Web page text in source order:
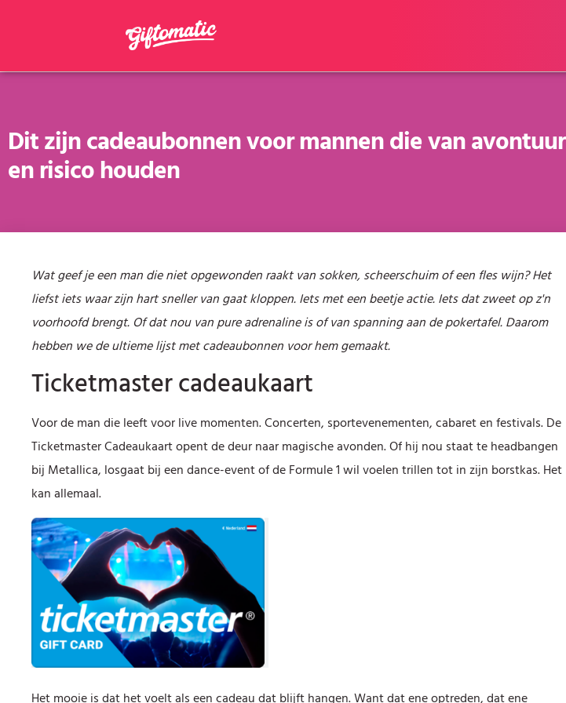
Dit zijn cadeaubonnen voor mannen die van avontuur
en risico houden
Wat geef je een man die niet opgewonden raakt van sokken, scheerschuim of een fles wijn? Het
liefst iets waar zijn hart sneller van gaat kloppen. Iets met een beetje actie. Iets dat zweet op z'n
voorhoofd brengt. Of dat nou van pure adrenaline is of van spanning aan de pokertafel. Daarom
hebben we de ultieme lijst met cadeaubonnen voor hem gemaakt.
Ticketmaster cadeaukaart
Voor de man die leeft voor live momenten. Concerten, sportevenementen, cabaret en festivals. De
Ticketmaster Cadeaukaart opent de deur naar magische avonden. Of hij nou staat te headbangen
bij Metallica, losgaat bij een dance-event of de Formule 1 wil voelen trillen tot in zijn borstkas. Het
kan allemaal.
Het mooie is dat het voelt als een cadeau dat blijft hangen. Want dat ene optreden, dat ene